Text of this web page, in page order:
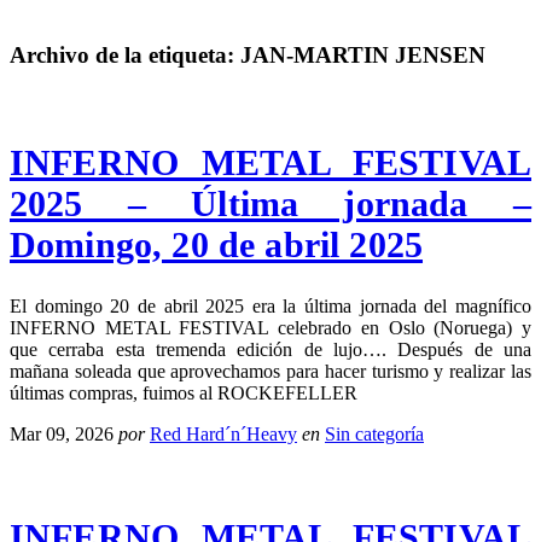
Archivo de la etiqueta: JAN-MARTIN JENSEN
INFERNO METAL FESTIVAL
2025 – Última jornada –
Domingo, 20 de abril 2025
El domingo 20 de abril 2025 era la última jornada del magnífico
INFERNO METAL FESTIVAL celebrado en Oslo (Noruega) y
que cerraba esta tremenda edición de lujo…. Después de una
mañana soleada que aprovechamos para hacer turismo y realizar las
últimas compras, fuimos al ROCKEFELLER
Mar 09, 2026 por Red Hard´n´Heavy en Sin categoría